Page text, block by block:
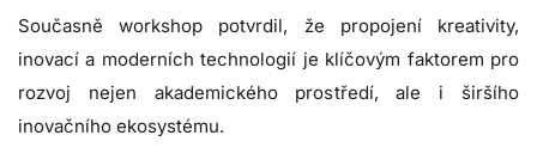
Současně workshop potvrdil, že propojení kreativity,
inovací a moderních technologií je klíčovým faktorem pro
rozvoj nejen akademického prostředí, ale i širšího
inovačního ekosystému.